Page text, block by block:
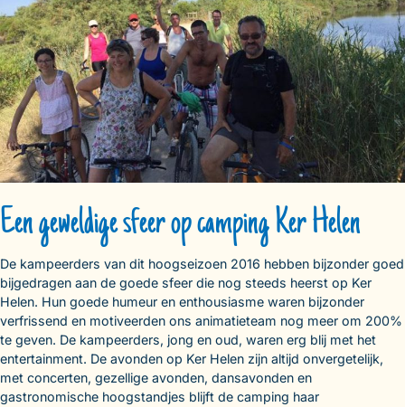
Een geweldige sfeer op camping Ker Helen
De kampeerders van dit hoogseizoen 2016 hebben bijzonder goed
bijgedragen aan de goede sfeer die nog steeds heerst op Ker
Helen. Hun goede humeur en enthousiasme waren bijzonder
verfrissend en motiveerden ons animatieteam nog meer om 200%
te geven. De kampeerders, jong en oud, waren erg blij met het
entertainment. De avonden op Ker Helen zijn altijd onvergetelijk,
met concerten, gezellige avonden, dansavonden en
gastronomische hoogstandjes blijft de camping haar